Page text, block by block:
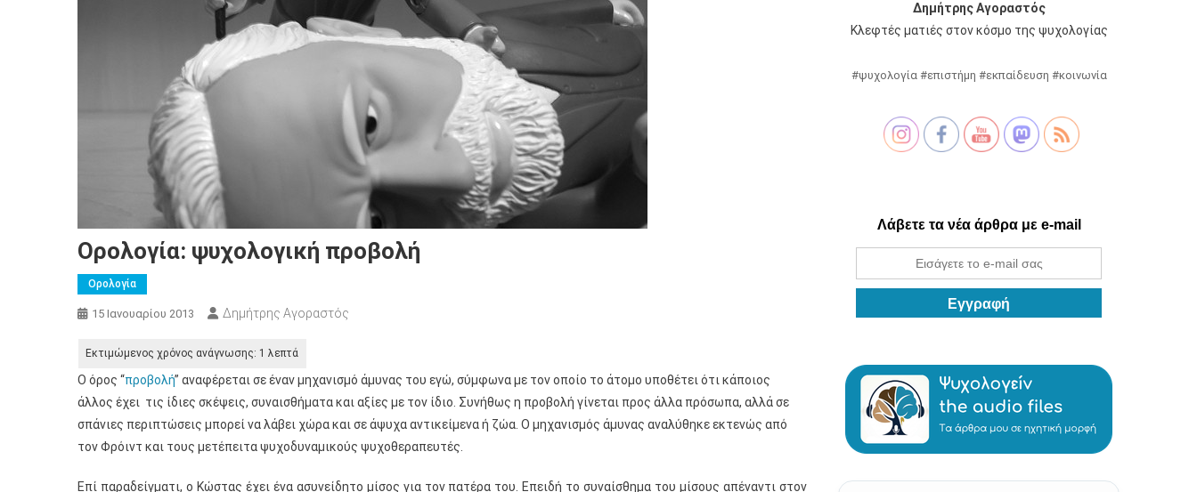
Ορολογία: ψυχολογική προβολή
Ορολογία
15 Ιανουαρίου 2013 Δημήτρης Αγοραστός
Ο όρος “προβολή” αναφέρεται σε έναν μηχανισμό άμυνας του εγώ, σύμφωνα με τον οποίο το άτομο υποθέτει ότι κάποιος
άλλος έχει τις ίδιες σκέψεις, συναισθήματα και αξίες με τον ίδιο. Συνήθως η προβολή γίνεται προς άλλα πρόσωπα, αλλά σε
σπάνιες περιπτώσεις μπορεί να λάβει χώρα και σε άψυχα αντικείμενα ή ζώα. Ο μηχανισμός άμυνας αναλύθηκε εκτενώς από
τον Φρόιντ και τους μετέπειτα ψυχοδυναμικούς ψυχοθεραπευτές.
Επί παραδείγματι, ο Κώστας έχει ένα ασυνείδητο μίσος για τον πατέρα του. Επειδή το συναίσθημα του μίσους απέναντι στον
Δημήτρης Αγοραστός
Κλεφτές ματιές στον κόσμο της ψυχολογίας
#ψυχολογία #επιστήμη #εκπαίδευση #κοινωνία
Λάβετε τα νέα άρθρα με e-mail